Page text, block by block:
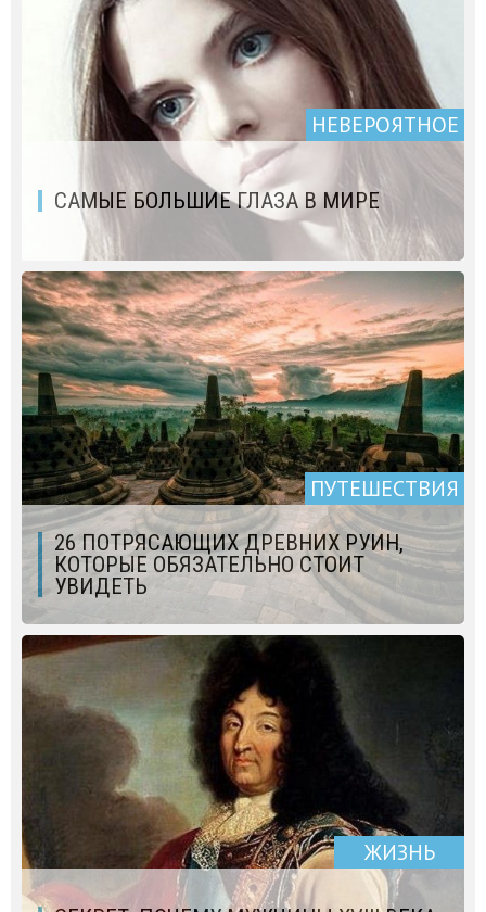
НЕВЕРОЯТНОЕ
САМЫЕ БОЛЬШИЕ ГЛАЗА В МИРЕ
ПУТЕШЕСТВИЯ
26 ПОТРЯСАЮЩИХ ДРЕВНИХ РУИН,
КОТОРЫЕ ОБЯЗАТЕЛЬНО СТОИТ
УВИДЕТЬ
ЖИЗНЬ